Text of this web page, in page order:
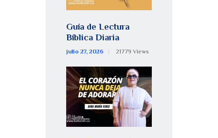
Guía de Lectura
Bíblica Diaria
julio 27, 2026 21779 Views